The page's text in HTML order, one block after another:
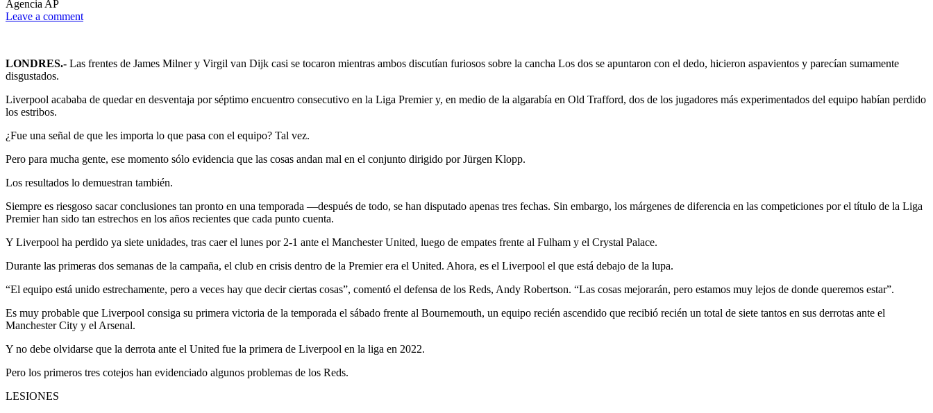
Agencia AP
Leave a comment
LONDRES.- Las frentes de James Milner y Virgil van Dijk casi se tocaron mientras ambos discutían furiosos sobre la cancha Los dos se apuntaron con el dedo, hicieron aspavientos y parecían sumamente
disgustados.
Liverpool acababa de quedar en desventaja por séptimo encuentro consecutivo en la Liga Premier y, en medio de la algarabía en Old Trafford, dos de los jugadores más experimentados del equipo habían perdido
los estribos.
¿Fue una señal de que les importa lo que pasa con el equipo? Tal vez.
Pero para mucha gente, ese momento sólo evidencia que las cosas andan mal en el conjunto dirigido por Jürgen Klopp.
Los resultados lo demuestran también.
Siempre es riesgoso sacar conclusiones tan pronto en una temporada —después de todo, se han disputado apenas tres fechas. Sin embargo, los márgenes de diferencia en las competiciones por el título de la Liga
Premier han sido tan estrechos en los años recientes que cada punto cuenta.
Y Liverpool ha perdido ya siete unidades, tras caer el lunes por 2-1 ante el Manchester United, luego de empates frente al Fulham y el Crystal Palace.
Durante las primeras dos semanas de la campaña, el club en crisis dentro de la Premier era el United. Ahora, es el Liverpool el que está debajo de la lupa.
“El equipo está unido estrechamente, pero a veces hay que decir ciertas cosas”, comentó el defensa de los Reds, Andy Robertson. “Las cosas mejorarán, pero estamos muy lejos de donde queremos estar”.
Es muy probable que Liverpool consiga su primera victoria de la temporada el sábado frente al Bournemouth, un equipo recién ascendido que recibió recién un total de siete tantos en sus derrotas ante el
Manchester City y el Arsenal.
Y no debe olvidarse que la derrota ante el United fue la primera de Liverpool en la liga en 2022.
Pero los primeros tres cotejos han evidenciado algunos problemas de los Reds.
LESIONES